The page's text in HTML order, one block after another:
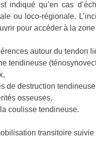
indiqué qu’en cas
ou loco-régionale.
pour accéder à la
autour du tendon
tendineuse
de destruction
osseuses,
coulisse tendineuse.
transitoire